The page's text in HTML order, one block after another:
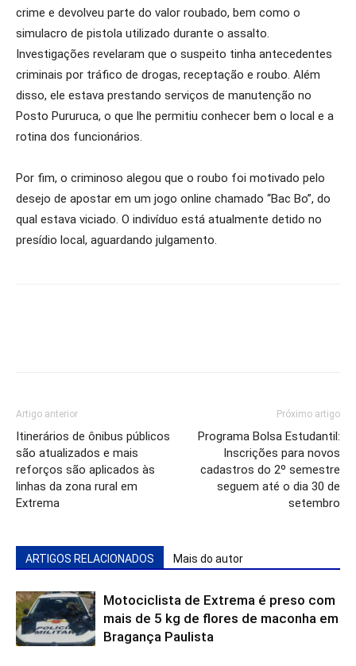
crime e devolveu parte do valor roubado, bem como o
simulacro de pistola utilizado durante o assalto.
Investigações revelaram que o suspeito tinha antecedentes
criminais por tráfico de drogas, receptação e roubo. Além
disso, ele estava prestando serviços de manutenção no
Posto Pururuca, o que lhe permitiu conhecer bem o local e a
rotina dos funcionários.
Por fim, o criminoso alegou que o roubo foi motivado pelo
desejo de apostar em um jogo online chamado “Bac Bo”, do
qual estava viciado. O indivíduo está atualmente detido no
presídio local, aguardando julgamento.
Artigo anterior
Itinerários de ônibus públicos
são atualizados e mais
reforços são aplicados às
linhas da zona rural em
Extrema
Próximo artigo
Programa Bolsa Estudantil:
Inscrições para novos
cadastros do 2º semestre
seguem até o dia 30 de
setembro
ARTIGOS RELACIONADOS Mais do autor
Motociclista de Extrema é preso com
mais de 5 kg de flores de maconha em
Bragança Paulista